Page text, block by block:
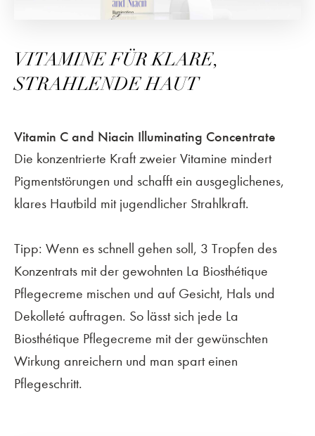
VITAMINE FÜR KLARE,
STRAHLENDE HAUT
Vitamin C and Niacin Illuminating Concentrate
Die konzentrierte Kraft zweier Vitamine mindert
Pigmentstörungen und schafft ein ausgeglichenes,
klares Hautbild mit jugendlicher Strahlkraft.
Tipp: Wenn es schnell gehen soll, 3 Tropfen des
Konzentrats mit der gewohnten La Biosthétique
Pflegecreme mischen und auf Gesicht, Hals und
Dekolleté auftragen. So lässt sich jede La
Biosthétique Pflegecreme mit der gewünschten
Wirkung anreichern und man spart einen
Pflegeschritt.